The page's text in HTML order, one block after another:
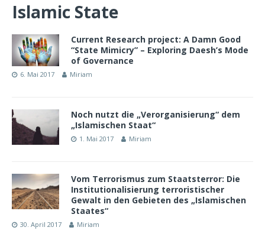
Islamic State
Current Research project: A Damn Good
“State Mimicry” – Exploring Daesh’s Mode
of Governance
6. Mai 2017 Miriam
Noch nutzt die „Verorganisierung“ dem
„Islamischen Staat“
1. Mai 2017 Miriam
Vom Terrorismus zum Staatsterror: Die
Institutionalisierung terroristischer
Gewalt in den Gebieten des „Islamischen
Staates“
30. April 2017 Miriam